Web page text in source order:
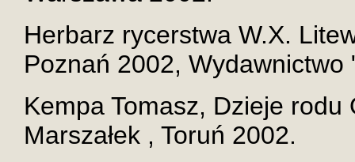
Herbarz rycerstwa W.X.
Poznań 2002, Wydawnictwo
Kempa Tomasz, Dzieje
Marszałek , Toruń 2002.